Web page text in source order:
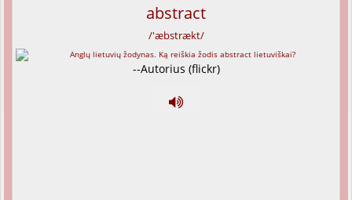
abstract
/'æbstrækt/
--Autorius (flickr)